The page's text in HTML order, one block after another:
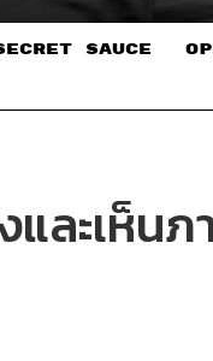
SAUCE​
และเห็